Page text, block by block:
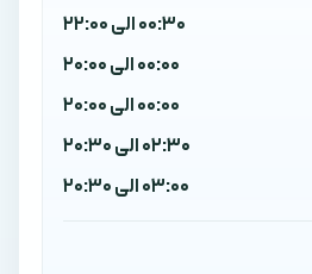
00:30 الی 22:00
00:00 الی 20:00
00:00 الی 20:00
02:30 الی 20:30
03:00 الی 20:30